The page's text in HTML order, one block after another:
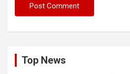
Top News